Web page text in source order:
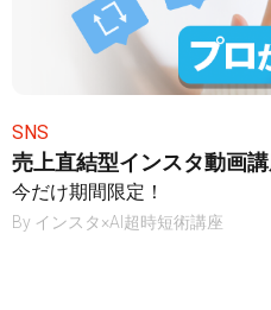
SNS
売上直結型インスタ動画
今だけ期間限定！
By インスタ×AI超時短術講座